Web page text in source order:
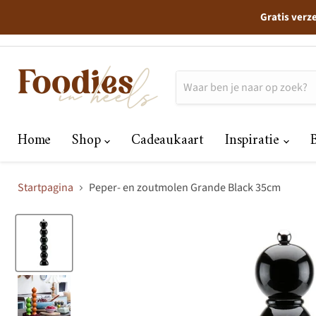
Gratis
Home Shop Cadeaukaart Inspiratie
Startpagina Peper- en zoutmolen Grande Black 35cm